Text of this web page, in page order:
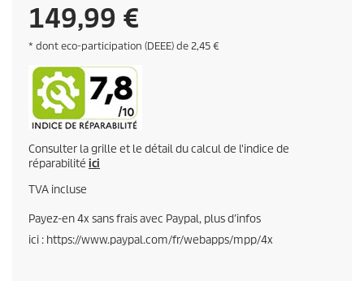
C
u
r
r
e
n
t
p
149,99 €
E
o
x
* dont eco-participation (DEEE) de 2,45 €
Consulter la grille et le détail du calcul de l'indice de
réparabilité ici
TVA incluse
Payez-en 4x sans frais avec Paypal, plus d’infos
ici : https://www.paypal.com/fr/webapps/mpp/4x